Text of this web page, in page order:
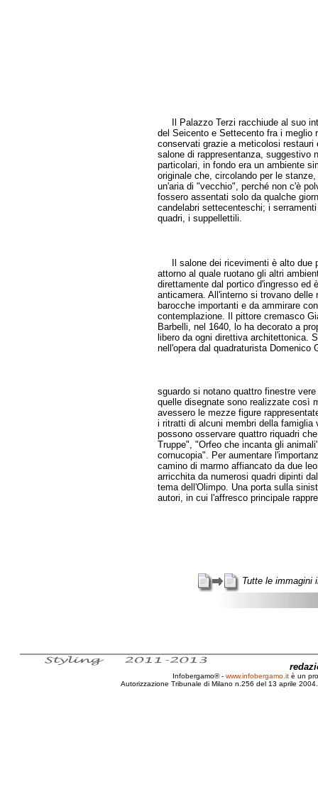
Il Palazzo Terzi racchiude al suo
del Seicento e Settecento fra i meglio
conservati grazie a meticolosi
salone di rappresentanza, suggestivo
particolari, in fondo era un ambiente
originale che, circolando per le
un'aria di "vecchio", perché non c'è
fossero assentati solo da qualche
candelabri settecenteschi; i
quadri, i suppellettili.
Il salone dei ricevimenti è alto due
attorno al quale ruotano gli altri
direttamente dal portico d'ingresso ed
anticamera. All'interno si trovano delle
barocche importanti e da ammirare
contemplazione. Il pittore cremasco
Barbelli, nel 1640, lo ha decorato a
libero da ogni direttiva architettonica.
nell'opera dal quadraturista Domenico
sguardo si notano quattro finestre
quelle disegnate sono realizzate così
avessero le mezze figure
i ritratti di alcuni membri della
possono osservare quattro riquadri
Truppe", "Orfeo che incanta gli
cornucopia". Per aumentare
camino di marmo affiancato da due
arricchita da numerosi quadri dipinti
tema dell'Olimpo. Una porta sulla
autori, in cui l'affresco principale
Tutte le immagini
Infobergamo® - www.infobergamo.it è un
Autorizzazione Tribunale di Milano n.256 del 13 aprile